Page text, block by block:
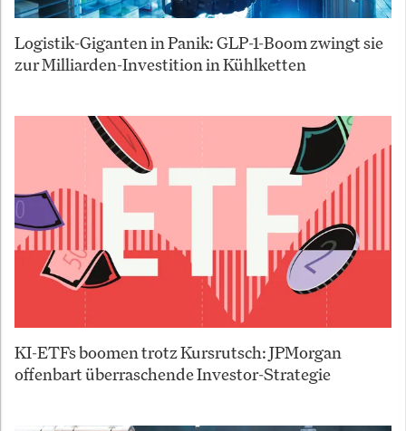
Logistik-Giganten in Panik: GLP-1-Boom zwingt sie
zur Milliarden-Investition in Kühlketten
KI-ETFs boomen trotz Kursrutsch: JPMorgan
offenbart überraschende Investor-Strategie